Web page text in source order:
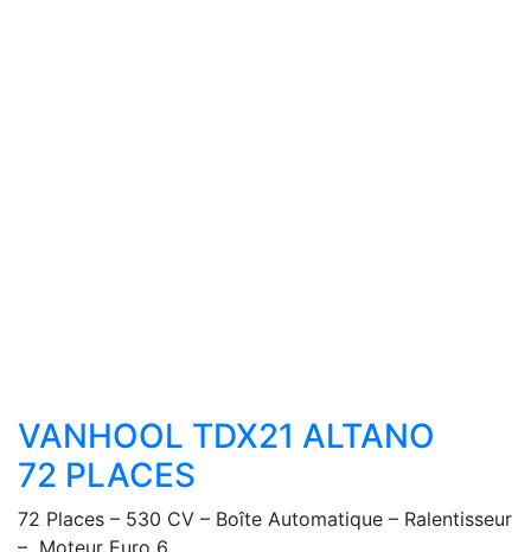
VANHOOL TDX21 ALTANO
72 PLACES
72 Places – 530 CV – Boîte Automatique – Ralentisseur
– Moteur Euro 6